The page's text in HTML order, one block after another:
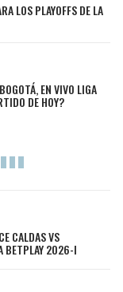
LOS PLAYOFFS DE LA
EN VIVO LIGA
DE HOY?
CALDAS VS
BETPLAY 2026-I